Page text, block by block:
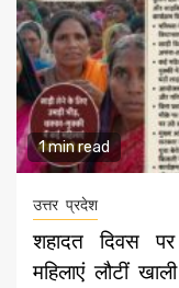
1 min read
उत्तर प्रदेश
शहादत दिवस
महिलाएं लौटीं